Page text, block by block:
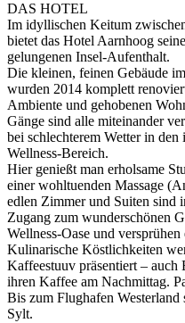
DAS HOTEL
Im idyllischen Keitum
bietet das Hotel Aarnhoog
gelungenen Insel-Aufenthalt.
Die kleinen, feinen Gebäude
wurden 2014 komplett
Ambiente und gehobenen
Gänge sind alle miteinander
bei schlechterem Wetter in
Wellness-Bereich.
Hier genießt man erholsame
einer wohltuenden Massage
edlen Zimmer und Suiten sind
Zugang zum wunderschönen
Wellness-Oase und
Kulinarische Köstlichkeiten
Kaffeestuuv präsentiert – auch
ihren Kaffee am Nachmittag.
Bis zum Flughafen
Sylt.